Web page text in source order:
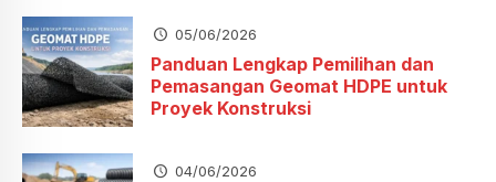
05/06/2026
Panduan Lengkap Pemilihan dan
Pemasangan Geomat HDPE untuk
Proyek Konstruksi
04/06/2026